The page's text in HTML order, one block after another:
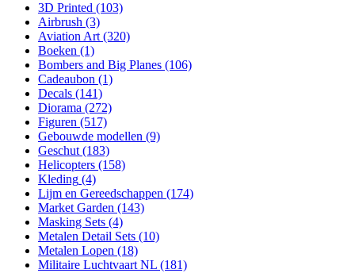
3D Printed (103)
Airbrush (3)
Aviation Art (320)
Boeken (1)
Bombers and Big Planes (106)
Cadeaubon (1)
Decals (141)
Diorama (272)
Figuren (517)
Gebouwde modellen (9)
Geschut (183)
Helicopters (158)
Kleding (4)
Lijm en Gereedschappen (174)
Market Garden (143)
Masking Sets (4)
Metalen Detail Sets (10)
Metalen Lopen (18)
Militaire Luchtvaart NL (181)